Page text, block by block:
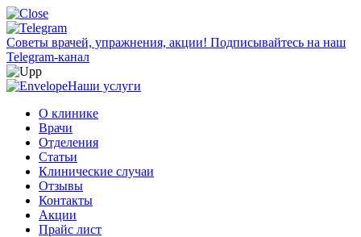
Советы врачей, упражнения, акции! Подписывайтесь на наш
Telegram-канал
Наши услуги
О клинике
Врачи
Отделения
Статьи
Клинические случаи
Отзывы
Контакты
Акции
Прайс лист